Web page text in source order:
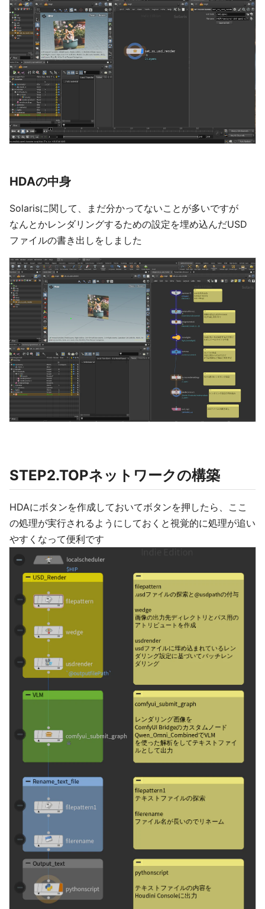
HDAの中身
Solarisに関して、まだ分かってないことが多いですが
なんとかレンダリングするための設定を埋め込んだUSD
ファイルの書き出しをしました
STEP2.TOPネットワークの構築
HDAにボタンを作成しておいてボタンを押したら、ここ
の処理が実行されるようにしておくと視覚的に処理が追い
やすくなって便利です